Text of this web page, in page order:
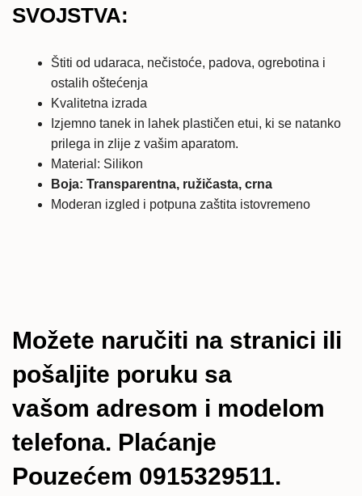
SVOJSTVA:
Štiti od udaraca, nečistoće, padova, ogrebotina i
ostalih oštećenja
Kvalitetna izrada
Izjemno tanek in lahek plastičen etui, ki se natanko
prilega in zlije z vašim aparatom.
Material: Silikon
Boja: Transparentna, ružičasta, crna
Moderan izgled i potpuna zaštita istovremeno
Možete naručiti na stranici ili
pošaljite poruku sa
vašom adresom i modelom
telefona. Plaćanje
Pouzećem 0915329511.